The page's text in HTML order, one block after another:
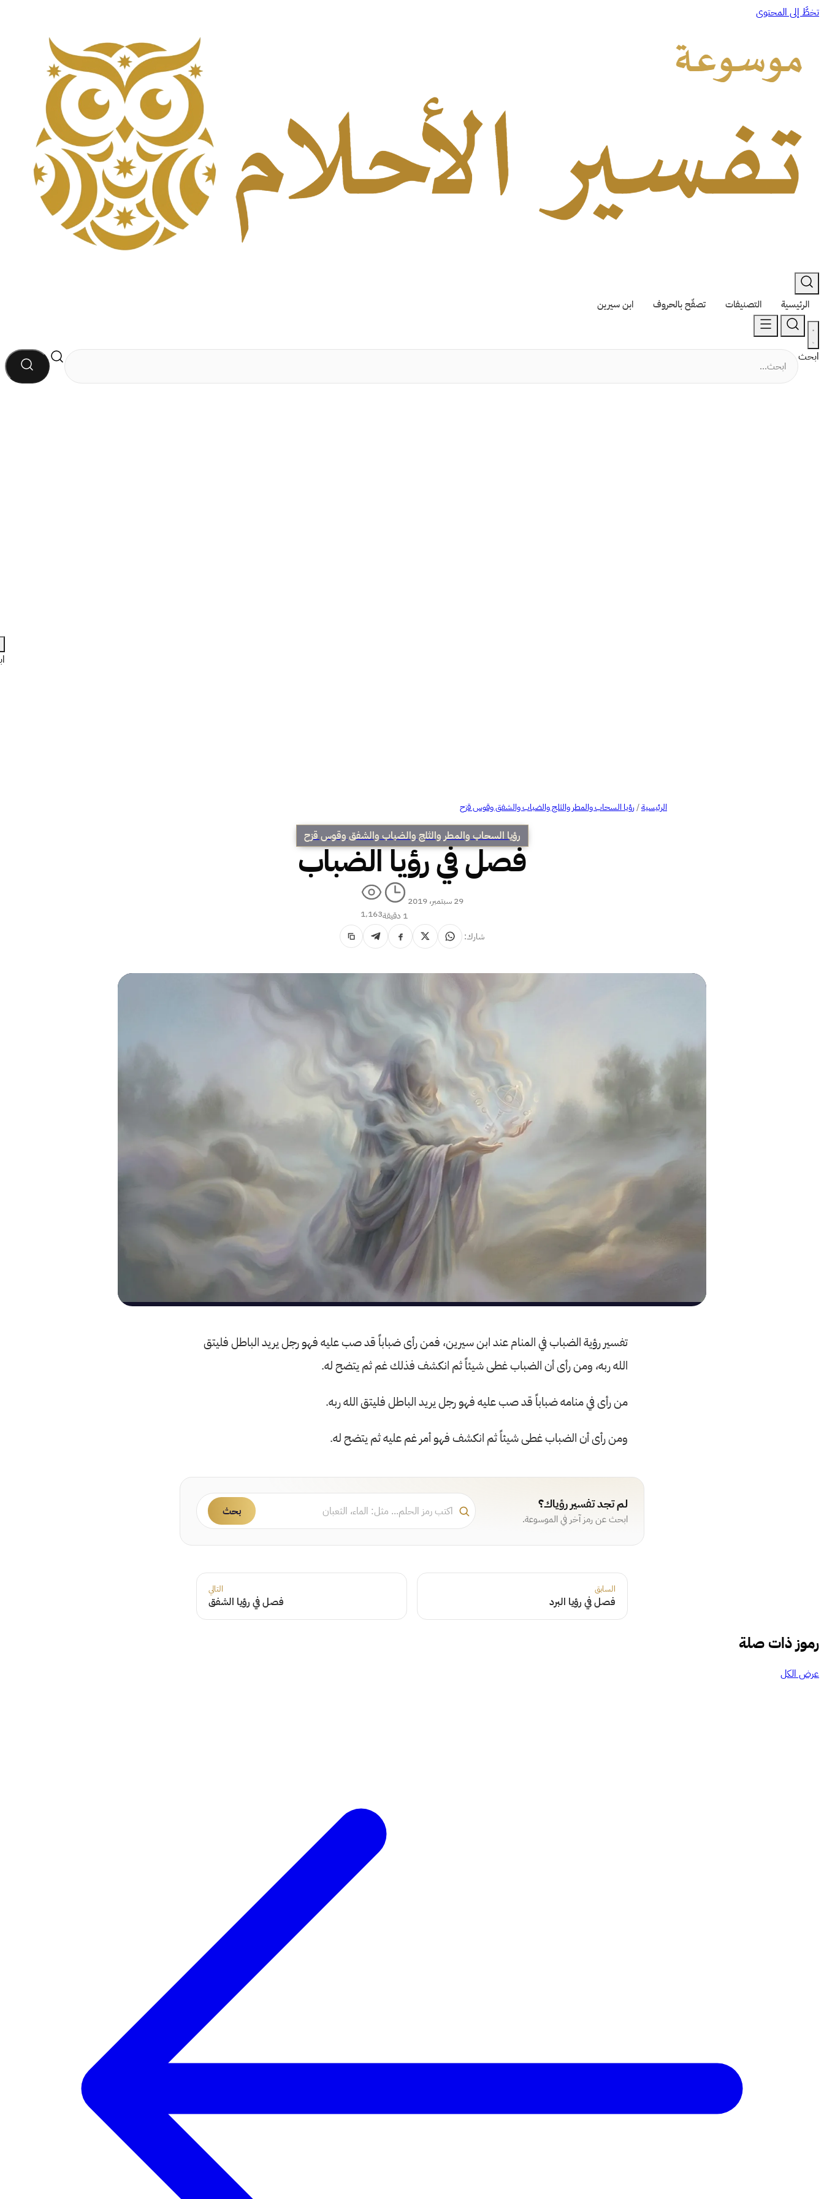
تخطَّ إلى المحتوى
الرئيسية التصنيفات تصفّح بالحروف ابن سيرين
ابحث
الرئيسية/رؤيا السحاب والمطر والثلج والضباب والشفق وقوس قزح
رؤيا السحاب والمطر والثلج والضباب والشفق وقوس قزح
فصل في رؤيا الضباب
29 سبتمبر، 2019
1 دقيقة
1٬163
شارك:
تفسير رؤية الضباب في المنام عند ابن سيرين، فمن رأى ضباباً قد صب عليه فهو رجل يريد الباطل فليتق
الله ربه، ومن رأى أن الضباب غطى شيئاً ثم انكشف فذلك غم ثم يتضح له.
من رأى في منامه ضباباً قد صب عليه فهو رجل يريد الباطل فليتق الله ربه.
ومن رأى أن الضباب غطى شيئاً ثم انكشف فهو أمر غم عليه ثم يتضح له.
لم تجد تفسير رؤياك؟
ابحث عن رمز آخر في الموسوعة.
بحث
السابق
فصل في رؤيا البرد
التالي
فصل في رؤيا الشفق
رموز ذات صلة
عرض الكل